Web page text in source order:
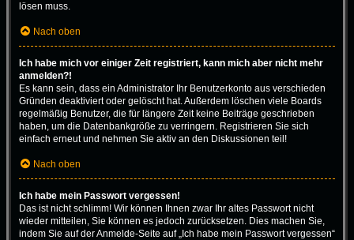
lösen muss.
Nach oben
Ich habe mich vor einiger Zeit registriert, kann mich aber nicht mehr
anmelden?!
Es kann sein, dass ein Administrator Ihr Benutzerkonto aus verschieden
Gründen deaktiviert oder gelöscht hat. Außerdem löschen viele Boards
regelmäßig Benutzer, die für längere Zeit keine Beiträge geschrieben
haben, um die Datenbankgröße zu verringern. Registrieren Sie sich
einfach erneut und nehmen Sie aktiv an den Diskussionen teil!
Nach oben
Ich habe mein Passwort vergessen!
Das ist nicht schlimm! Wir können Ihnen zwar Ihr altes Passwort nicht
wieder mitteilen, Sie können es jedoch zurücksetzen. Dies machen Sie,
indem Sie auf der Anmelde-Seite auf „Ich habe mein Passwort vergessen“